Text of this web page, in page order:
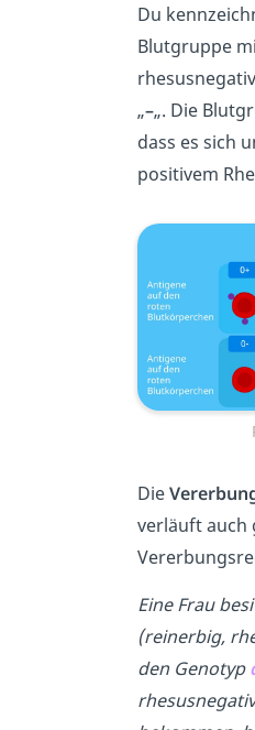
Du
Blutgruppe
„–„. Die
dass es sich
positivem
Die
verläuft auch
Eine Frau
(reinerbig,
den Genotyp